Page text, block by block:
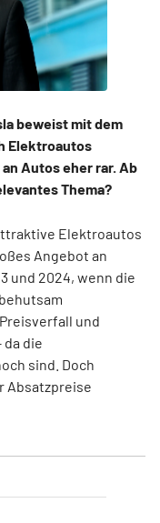
beweist mit dem
Elektroautos
Autos eher rar. Ab
Thema?
Elektroautos
Angebot an
und 2024, wenn die
und
da die
sind. Doch
Absatzpreise